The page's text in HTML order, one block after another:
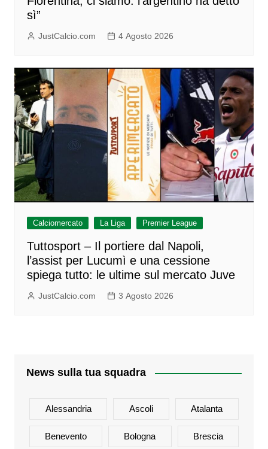
sì”
JustCalcio.com 4 Agosto 2026
Calciomercato La Liga Premier League
Tuttosport – Il portiere dal Napoli,
l’assist per Lucumì e una cessione
spiega tutto: le ultime sul mercato Juve
JustCalcio.com 3 Agosto 2026
News sulla tua squadra
Alessandria Ascoli Atalanta
Benevento Bologna Brescia